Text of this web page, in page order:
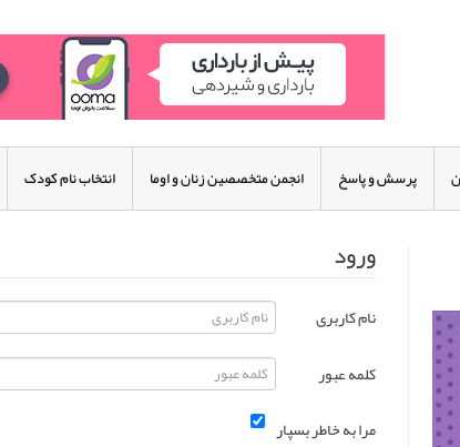
پرسش و پاسخ انجمن متخصصین زنان و اوما انتخاب نام کودک
ورود
نام کاربری
کلمه عبور
مرا به خاطر بسپار